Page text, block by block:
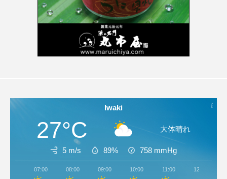
Iwaki
27°C 大体晴れ
5 m/s 89% 758 mmHg
07:00 08:00 09:00 10:00 11:00 12:00